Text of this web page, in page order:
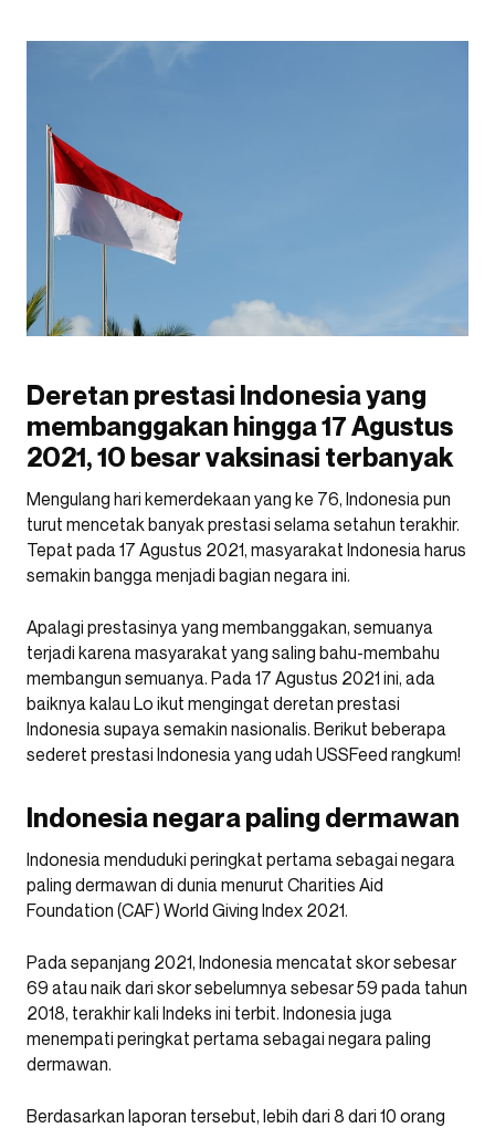
Deretan prestasi Indonesia yang
membanggakan hingga 17 Agustus
2021, 10 besar vaksinasi terbanyak
Mengulang hari kemerdekaan yang ke 76, Indonesia pun
turut mencetak banyak prestasi selama setahun terakhir.
Tepat pada 17 Agustus 2021, masyarakat Indonesia harus
semakin bangga menjadi bagian negara ini.
Apalagi prestasinya yang membanggakan, semuanya
terjadi karena masyarakat yang saling bahu-membahu
membangun semuanya. Pada 17 Agustus 2021 ini, ada
baiknya kalau Lo ikut mengingat deretan prestasi
Indonesia supaya semakin nasionalis. Berikut beberapa
sederet prestasi Indonesia yang udah USSFeed rangkum!
Indonesia negara paling dermawan
Indonesia menduduki peringkat pertama sebagai negara
paling dermawan di dunia menurut Charities Aid
Foundation (CAF) World Giving Index 2021.
Pada sepanjang 2021, Indonesia mencatat skor sebesar
69 atau naik dari skor sebelumnya sebesar 59 pada tahun
2018, terakhir kali Indeks ini terbit. Indonesia juga
menempati peringkat pertama sebagai negara paling
dermawan.
Berdasarkan laporan tersebut, lebih dari 8 dari 10 orang